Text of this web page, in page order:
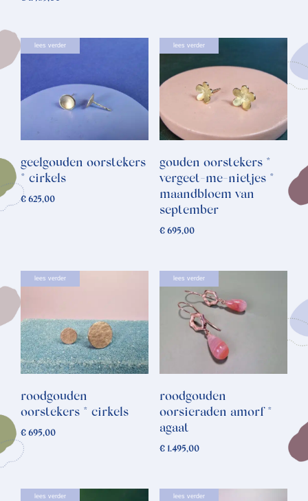
lees verder
geelgouden oorstekers
* cirkels
€ 625,00
lees verder
gouden oorstekers *
vergeet-me-nietjes *
maandbloem van
september
€695,00
lees verder
roodgouden
oorstekers * cirkels
€ 695,00
lees verder
roodgouden
oorsieraden amorf *
agaat
€1.495,00
lees verder lees verder